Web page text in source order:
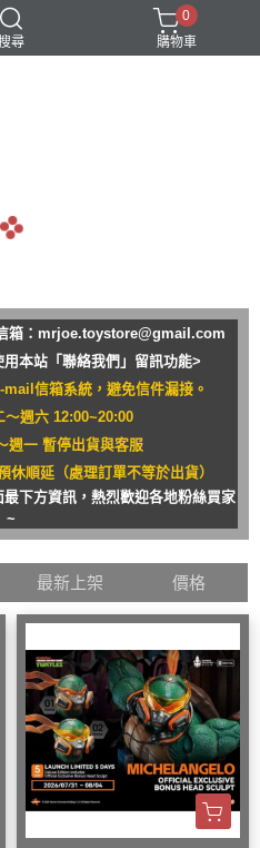
尋
0
購物車
箱： mrjoe.toystore@gmail.com
本站「聯絡我們」留訊功能>
信箱系統，避免信件漏接。
週六 12:00~20:00
週一 暫停出貨與客服
順延（處理訂單不等於出貨）
下方資訊，熱烈歡迎各地粉絲買家
~
最新上架 價格